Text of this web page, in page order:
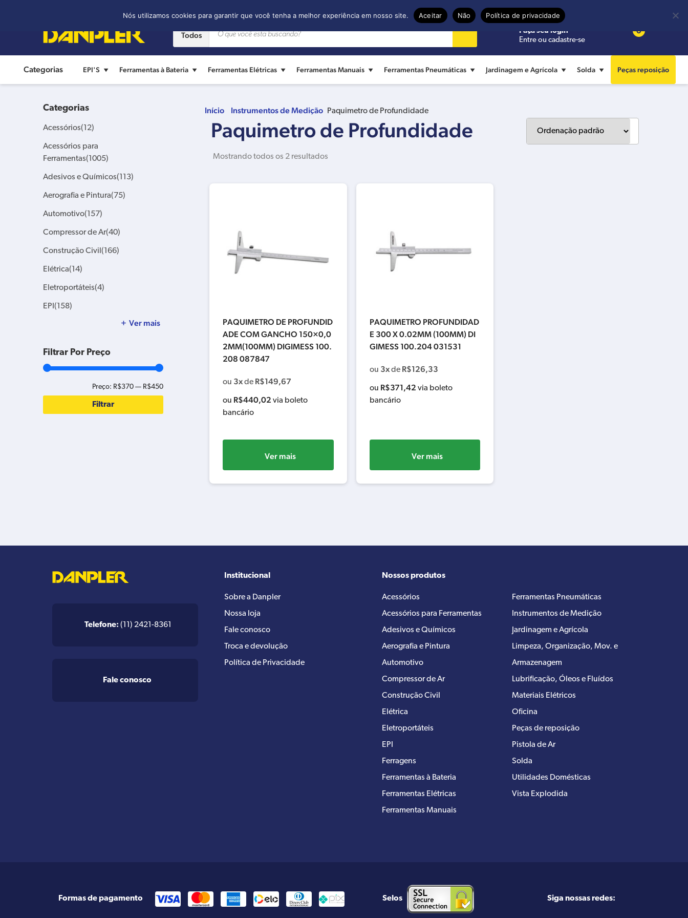
Precisa de ajuda?
Todos
Faça seu login
Entre ou cadastre-se
0
Categorias EPI'S Ferramentas à Bateria Ferramentas Elétricas Ferramentas Manuais Ferramentas Pneumáticas Jardinagem e Agrícola Solda Peças reposição
Início Instrumentos de Medição Paquimetro de Profundidade
Paquimetro de Profundidade
Mostrando todos os 2 resultados
PAQUIMETRO DE PROFUNDID
ADE COM GANCHO 150×0,0
2MM(100MM) DIGIMESS 100.
208 087847
ou 3xde R$149,67
ou R$440,02 via boleto
bancário
Ver mais
PAQUIMETRO PROFUNDIDAD
E 300 X 0.02MM (100MM) DI
GIMESS 100.204 031531
ou 3xde R$126,33
ou R$371,42 via boleto
bancário
Ver mais
Categorias
Acessórios(12)
Acessórios para
Ferramentas(1005)
Adesivos e Químicos(113)
Aerografia e Pintura(75)
Automotivo(157)
Compressor de Ar(40)
Construção Civil (166)
Elétrica(14)
Eletroportáteis(4)
EPI (158)
Ver mais
Filtrar Por Preço
Filtrar
Preço: R$370 — R$450
Telefone: (11) 2421-8361
Fale conosco
Institucional
Sobre a Danpler
Nossa loja
Fale conosco
Troca e devolução
Política de Privacidade
Nossos produtos
Acessórios
Acessórios para Ferramentas
Adesivos e Químicos
Aerografia e Pintura
Automotivo
Compressor de Ar
Construção Civil
Elétrica
Eletroportáteis
EPI
Ferragens
Ferramentas à Bateria
Ferramentas Elétricas
Ferramentas Manuais
Ferramentas Pneumáticas
Instrumentos de Medição
Jardinagem e Agrícola
Limpeza, Organização, Mov. e
Armazenagem
Lubrificação, Óleos e Fluídos
Materiais Elétricos
Oficina
Peças de reposição
Pistola de Ar
Solda
Utilidades Domésticas
Vista Explodida
Formas de pagamento Selos Siga nossas redes:
Nós utilizamos cookies para garantir que você tenha a melhor experiência em nosso site. Aceitar Não Política de privacidade